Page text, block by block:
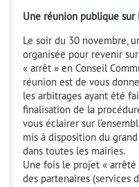
Une réunion publique
Le soir du 30 novembre,
organisée pour revenir
« arrêt » en Conseil
réunion est de vous
les arbitrages ayant été
finalisation de la
vous éclairer sur
mis à disposition du
dans toutes les mairies.
Une fois le projet « arrêté
des partenaires (services